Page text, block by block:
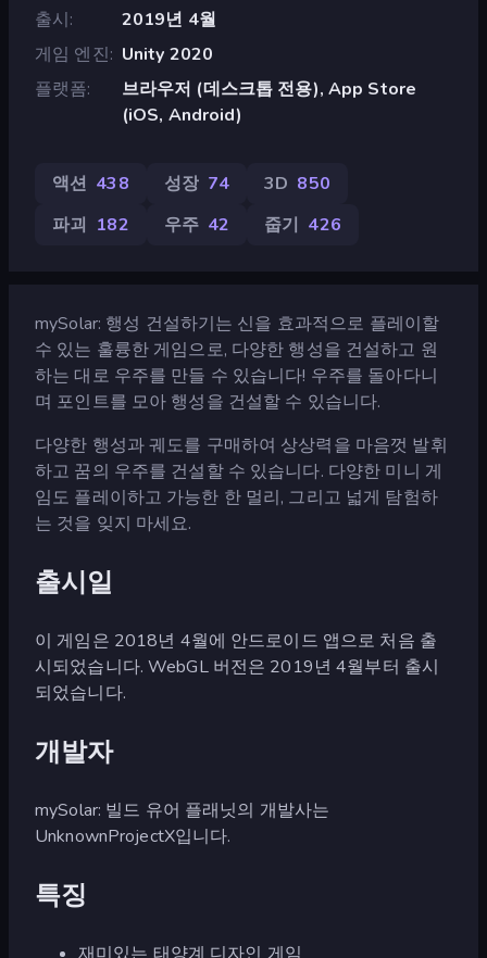
출시
2019년 4월
게임 엔진
Unity 2020
플랫폼
브라우저 (데스크톱 전용), App Store
(iOS, Android)
액션 438 성장 74 3D 850
파괴 182 우주 42 줍기 426
mySolar: 행성 건설하기는 신을 효과적으로 플레이할
수 있는 훌륭한 게임으로, 다양한 행성을 건설하고 원
하는 대로 우주를 만들 수 있습니다! 우주를 돌아다니
며 포인트를 모아 행성을 건설할 수 있습니다.
다양한 행성과 궤도를 구매하여 상상력을 마음껏 발휘
하고 꿈의 우주를 건설할 수 있습니다. 다양한 미니 게
임도 플레이하고 가능한 한 멀리, 그리고 넓게 탐험하
는 것을 잊지 마세요.
출시일
이 게임은 2018년 4월에 안드로이드 앱으로 처음 출
시되었습니다. WebGL 버전은 2019년 4월부터 출시
되었습니다.
개발자
mySolar: 빌드 유어 플래닛의 개발사는
UnknownProjectX입니다.
특징